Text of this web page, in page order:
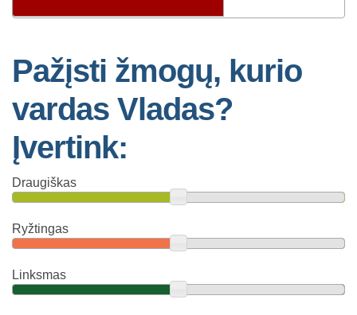
Pažįsti žmogų, kurio
vardas Vladas?
Įvertink:
Draugiškas
Ryžtingas
Linksmas